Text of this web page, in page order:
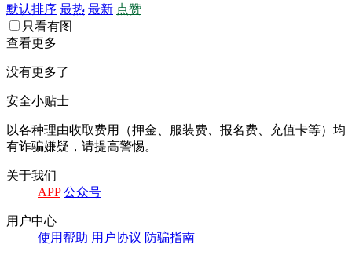
默认排序 最热 最新 点赞
只看有图
查看更多
没有更多了
安全小贴士
以各种理由收取费⽤（押⾦、服装费、报名费、充值卡等）均
有诈骗嫌疑，请提⾼警惕。
关于我们
APP 公众号
⽤户中⼼
使⽤帮助 ⽤户协议 防骗指南